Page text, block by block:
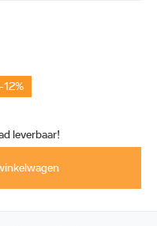
-12%
leverbaar!